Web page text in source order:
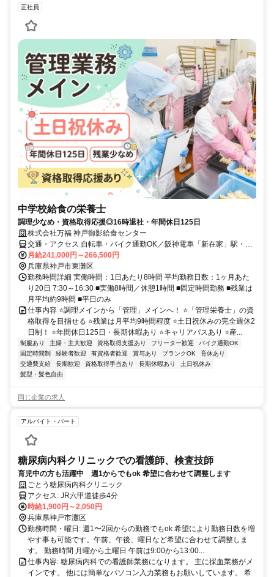
正社員
中学校給食の栄養士
調理少なめ・資格取得応援◎16時退社・年間休日125日
株式会社万福 神戸御影給食センター
交通・アクセス 自転車・バイク通勤OK／阪神電車「新在家」駅・
「石屋川」駅から徒歩10分
月給241,000円～266,500円
兵庫県神戸市東灘区
勤務時間詳細 実働時間：1日あたり8時間 平均勤務日数：1ヶ月あた
り20日 7:30～16:30 ■実働8時間／休憩1時間 ■固定時間勤務 ■残業は
月平均約9時間 ■平日のみ
仕事内容 ⭐調理メインから「管理」メインへ！ ⭐「管理栄養士」の資
格取得を目指せる ⭐残業は月平均9時間程度 ⭐土日祝休みの完全週休2
日制！ ⭐年間休日125日・長期休暇あり ⭐キャリアパスあり ⭐産...
制服あり 主婦・主夫歓迎 資格取得支援あり フリーター歓迎
バイク通勤OK
固定時間制
経験者歓迎 有資格者歓迎 賞与あり ブランクOK
育休あり
交通費支給
長期歓迎 資格取得手当あり 長期休暇あり
土日祝休み
髪型・髪色自由
同じ企業の求人
アルバイト・パート
糖尿病内科クリニックでの看護師、検査技師
育児中の方も活躍中 週1からでもok 希望に合わせて調整します
ごとう糖尿病内科クリニック
アクセス: JR六甲道徒歩4分
時給1,900円～2,050円
兵庫県神戸市灘区
勤務時間・曜日: 週1〜2回からの勤務でもok 希望により勤務日数を増
やす事も可能です。午前、午後、曜日など希望に合わせて調整しま
す。 勤務時間 月曜から土曜日 午前は9:00から13:00...
仕事内容: 糖尿病内科での看護師業務になります。 主に採血業務がメ
インです。 他には簡単なパソコン入力業務もお願いしています。 希